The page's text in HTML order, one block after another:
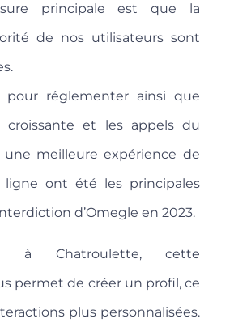
principale est que la
de nos utilisateurs sont
pour réglementer ainsi que
croissante et les appels du
meilleure expérience de
ligne ont été les principales
d’Omegle en 2023.
à Chatroulette, cette
permet de créer un profil, ce
plus personnalisées.